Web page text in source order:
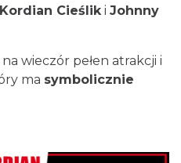
Kordian Cieśliki Johnny
wieczór pełen atrakcji i
ma symbolicznie